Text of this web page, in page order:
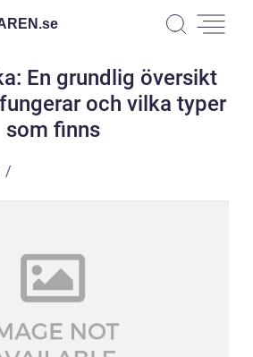
se
En grundlig översikt
och vilka typer
som finns